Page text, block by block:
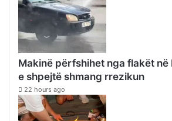
Makinë përfshihet nga flakët në
e shpejtë shmang rrezikun
22 hours ago